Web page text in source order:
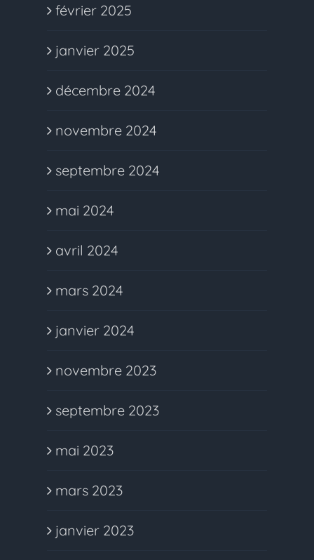
février 2025
janvier 2025
décembre 2024
novembre 2024
septembre 2024
mai 2024
avril 2024
mars 2024
janvier 2024
novembre 2023
septembre 2023
mai 2023
mars 2023
janvier 2023